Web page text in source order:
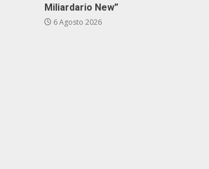
Miliardario New”
6 Agosto 2026